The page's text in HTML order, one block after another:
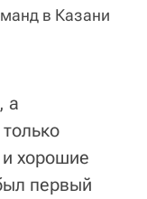
в Казани
а
хорошие
первый